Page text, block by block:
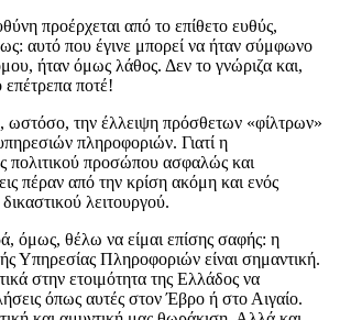
προέρχεται από το επίθετο ευθύς,
αυτό που έγινε μπορεί να ήταν σύμφωνο
ήταν όμως λάθος. Δεν το γνώριζα και,
ποτέ!
ωστόσο, την έλλειψη πρόσθετων «φίλτρων»
πληροφοριών. Γιατί η
πολιτικού προσώπου ασφαλώς και
πέραν από την κρίση ακόμη και ενός
λειτουργού.
όμως, θέλω να είμαι επίσης σαφής: η
Υπηρεσίας Πληροφοριών είναι σημαντική.
στην ετοιμότητα της Ελλάδος να
όπως αυτές στον Έβρο ή στο Αιγαίο.